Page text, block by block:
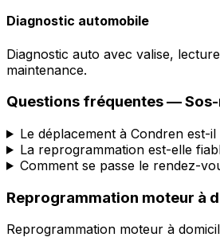
Diagnostic automobile
Diagnostic auto avec valise,
maintenance.
Questions fréquentes —
Le déplacement à Condren est-il
La reprogrammation est-elle
Comment se passe le rendez-
Reprogrammation moteur à
Reprogrammation moteur à